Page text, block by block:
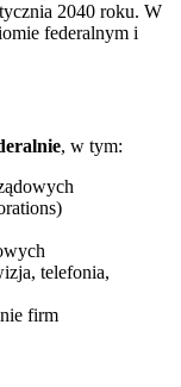
2040 roku. W
federalnym i
, w tym:
telefonia,
firm